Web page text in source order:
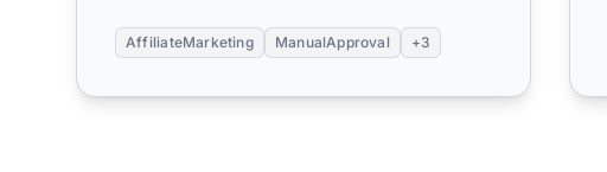
AffiliateMarketing ManualApproval +3